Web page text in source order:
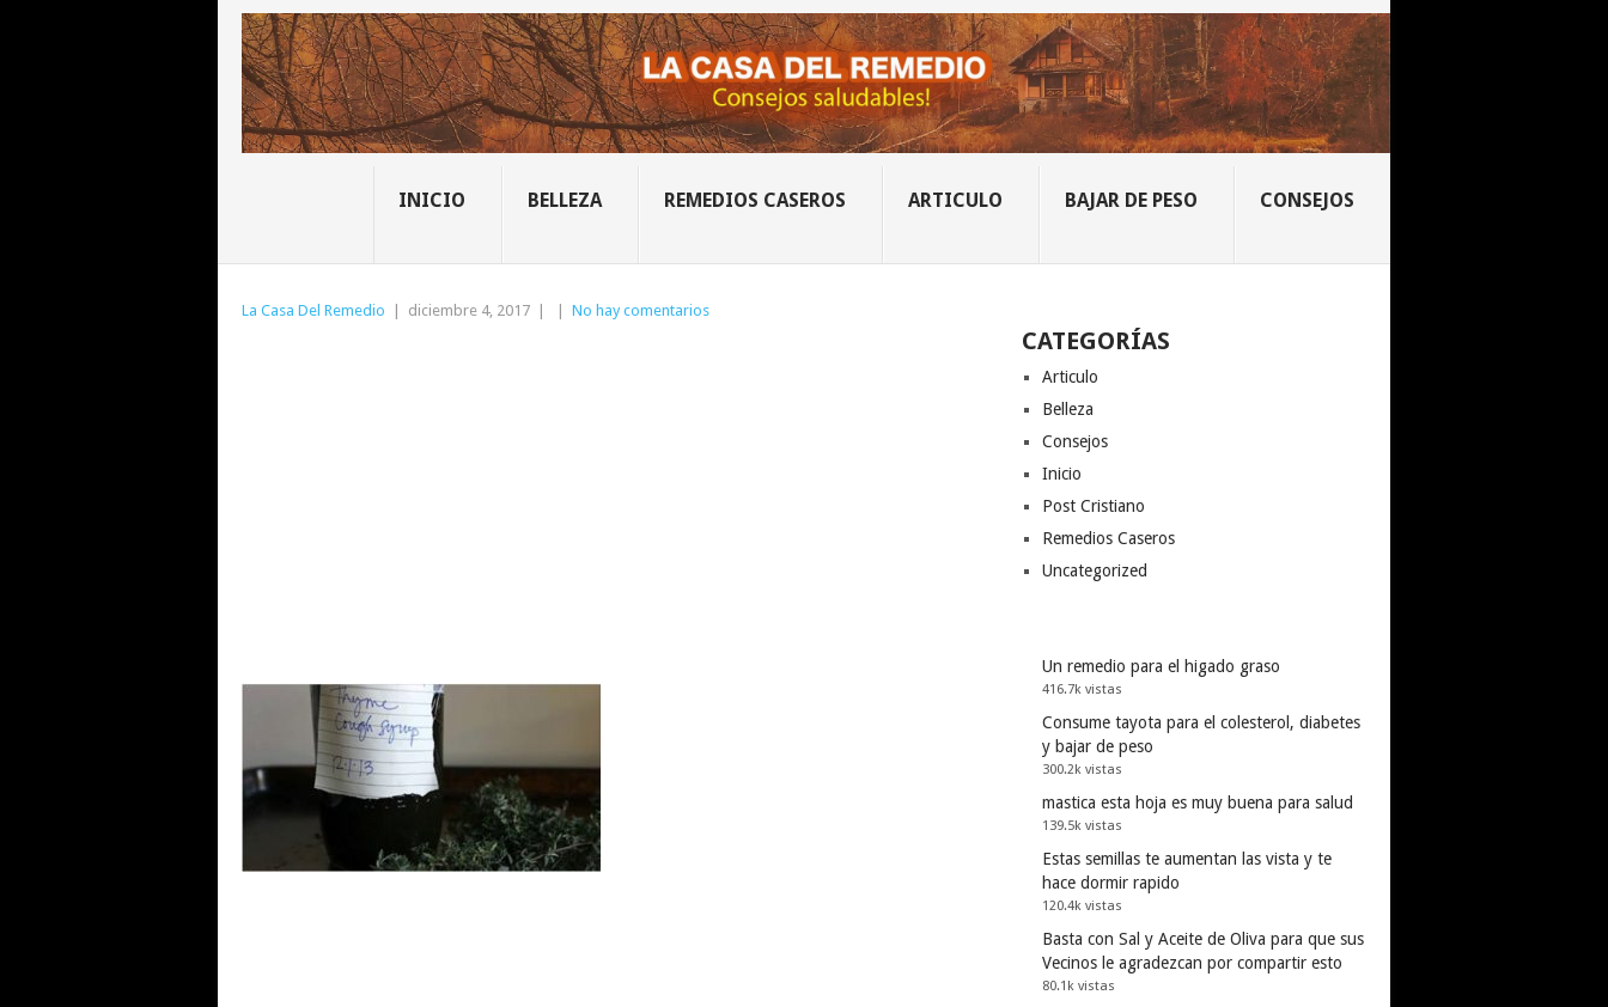
INICIO BELLEZA REMEDIOS CASEROS ARTICULO BAJAR DE PESO CONSEJOS
La Casa Del Remedio | diciembre 4, 2017 | | No hay comentarios
CATEGORÍAS
Articulo
Belleza
Consejos
Inicio
Post Cristiano
Remedios Caseros
Uncategorized
Un remedio para el higado graso
416.7k vistas
Consume tayota para el colesterol, diabetes
y bajar de peso
300.2k vistas
mastica esta hoja es muy buena para salud
139.5k vistas
Estas semillas te aumentan las vista y te
hace dormir rapido
120.4k vistas
Basta con Sal y Aceite de Oliva para que sus
Vecinos le agradezcan por compartir esto
80.1k vistas